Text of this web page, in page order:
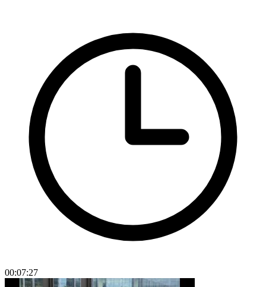
00:07:27